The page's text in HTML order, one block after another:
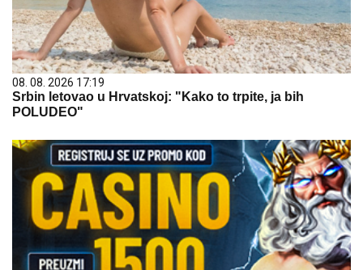
08. 08. 2026 17:19
Srbin letovao u Hrvatskoj: "Kako to trpite, ja bih
POLUDEO"